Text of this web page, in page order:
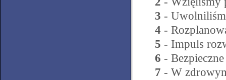
3 -
4 -
5 - Impuls
6 -
7 - W